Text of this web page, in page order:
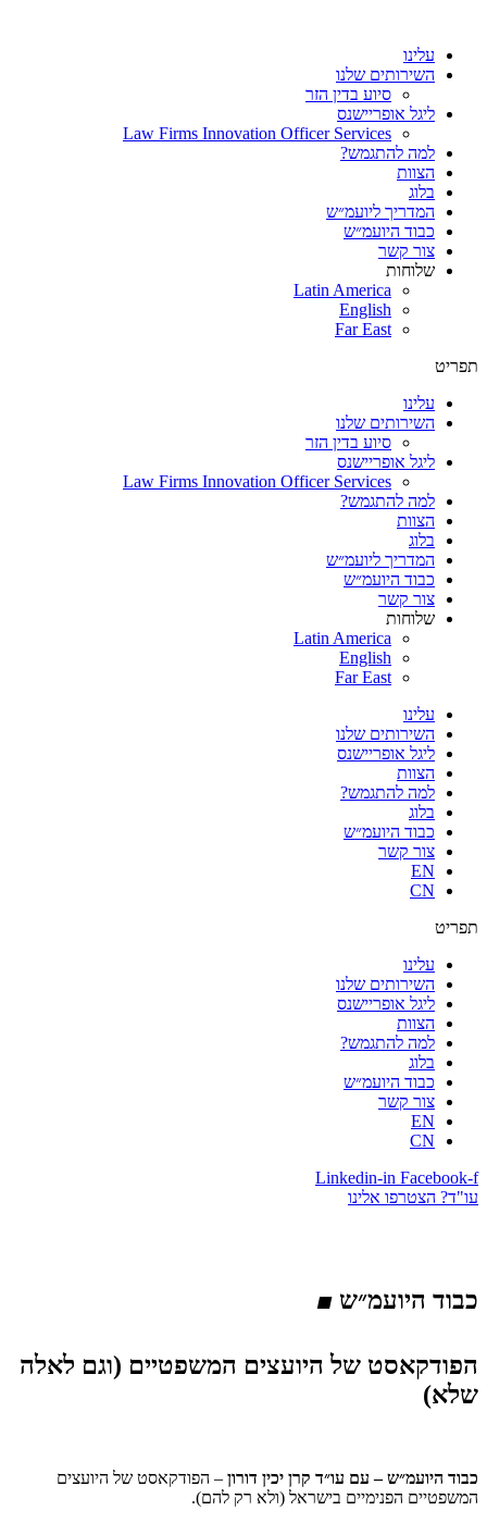
עלינו
השירותים שלנו
סיוע בדין הזר
ליגל אופריישנס
Law Firms Innovation Officer Services
למה להתגמש?
הצוות
בלוג
המדריך ליועמ״ש
כבוד היועמ״ש
צור קשר
שלוחות
Latin America
English
Far East
תפריט
עלינו
השירותים שלנו
סיוע בדין הזר
ליגל אופריישנס
Law Firms Innovation Officer Services
למה להתגמש?
הצוות
בלוג
המדריך ליועמ״ש
כבוד היועמ״ש
צור קשר
שלוחות
Latin America
English
Far East
עלינו
השירותים שלנו
ליגל אופריישנס
הצוות
למה להתגמש?
בלוג
כבוד היועמ״ש
צור קשר
EN
CN
תפריט
עלינו
השירותים שלנו
ליגל אופריישנס
הצוות
למה להתגמש?
בלוג
כבוד היועמ״ש
צור קשר
EN
CN
Linkedin-in Facebook-f
עו"ד? הצטרפו אלינו
כבוד היועמ״ש .
הפודקאסט של היועצים המשפטיים (וגם לאלה
שלא)
כבוד היועמ״ש – עם עו״ד קרן יכין דורון – הפודקאסט של היועצים
המשפטיים הפנימיים בישראל (ולא רק להם).